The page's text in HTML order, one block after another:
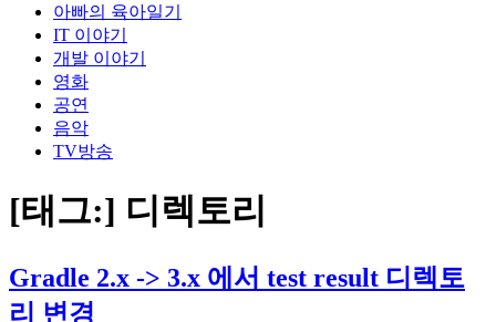
아빠의 육아일기
IT 이야기
개발 이야기
영화
공연
음악
TV방송
[태그:] 디렉토리
Gradle 2.x -> 3.x 에서 test result 디렉토
리 변경